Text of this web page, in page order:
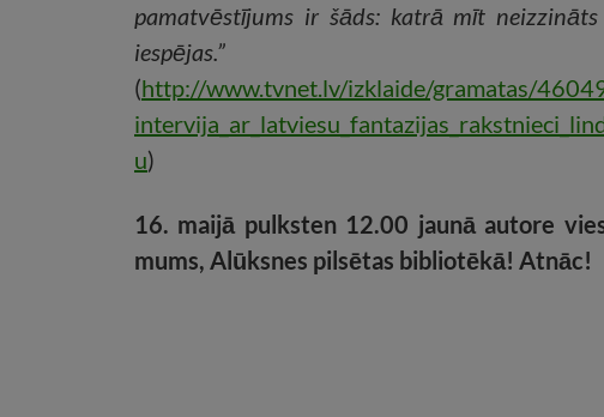
pamatvēstījums ir šāds: katrā mīt
iespējas.”
(http://www.tvnet.lv/izklaide/gramatas/
u)
16. maijā pulksten 12.00 jaunā autore
mums, Alūksnes pilsētas bibliotēkā! Atnāc!